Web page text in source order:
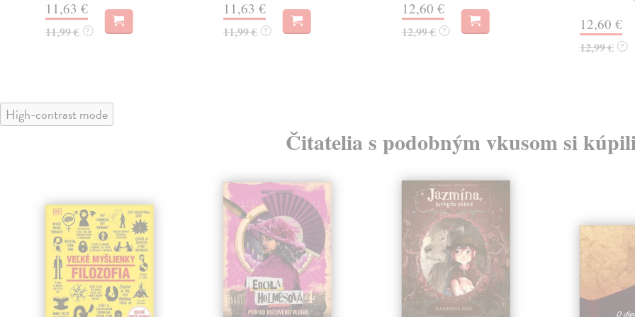
11,63 €
11,99 € ?
11,63 €
11,99 € ?
12,60 €
12,99 € ? 12,60 €
12,99 € ?
High-contrast mode
Čitatelia s podobným vkusom si